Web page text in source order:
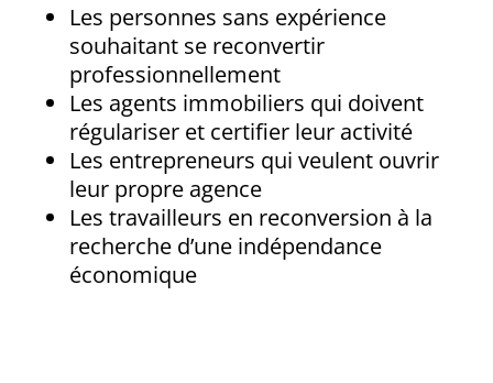
Les personnes sans expérience
souhaitant se reconvertir
professionnellement
Les agents immobiliers qui doivent
régulariser et certifier leur activité
Les entrepreneurs qui veulent ouvrir
leur propre agence
Les travailleurs en reconversion à la
recherche d’une indépendance
économique